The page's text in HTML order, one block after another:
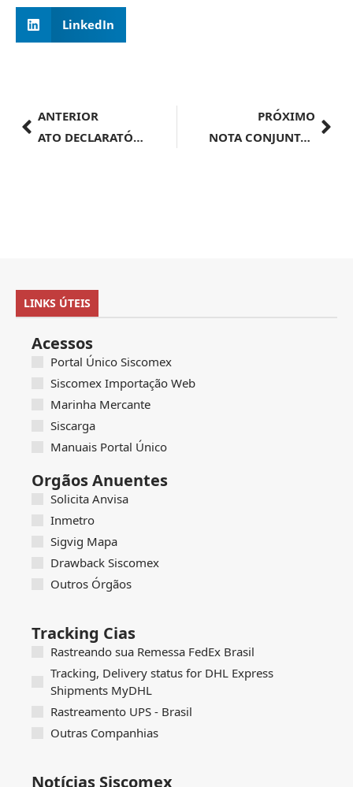
LinkedIn
ANTERIOR
ATO DECLARATÓRIO EXECUTIVO ALF/CTA Nº 70, DE 5 DE SETEMBRO DE 2024
PRÓXIMO
NOTA CONJUNTA MAPA/MRE | Abertura de mercado na Colômbia para exportação de grãos secos de destilaria
LINKS ÚTEIS
Acessos
Portal Único Siscomex
Siscomex Importação Web
Marinha Mercante
Siscarga
Manuais Portal Único
Orgãos Anuentes
Solicita Anvisa
Inmetro
Sigvig Mapa
Drawback Siscomex
Outros Órgãos
Tracking Cias
Rastreando sua Remessa FedEx Brasil
Tracking, Delivery status for DHL Express
Shipments MyDHL
Rastreamento UPS - Brasil
Outras Companhias
Notícias Siscomex